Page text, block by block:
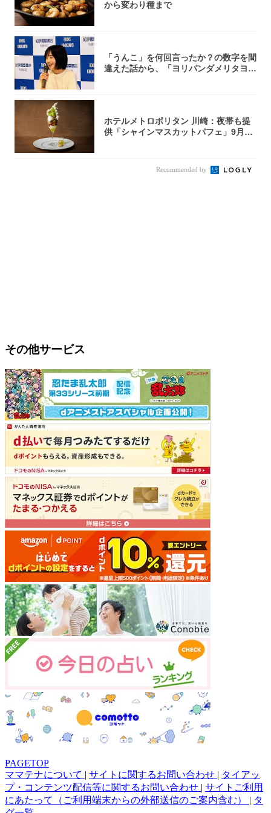
から変わり種まで
「うんこ」を何回言ったか？の数字を間
違えた話から、「ヨリパンダメリタヨコ
ホテルメトロポリタン 川崎：夜帯も提
供「シャインマスカットパフェ」9月1
Recommended by
その他サービス
PAGETOP
ママテナについて | サイトに関するお問い合わせ | タイアッ
プ・コンテンツ配信等に関するお問い合わせ | サイトご利用
にあたって（ご利用端末からの外部送信のご案内含む） | タ